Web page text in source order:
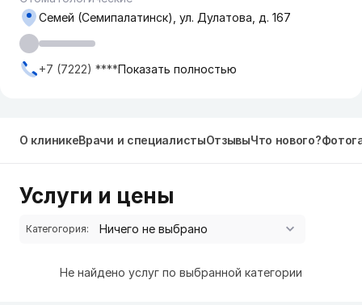
Семей (Семипалатинск), ул. Дулатова, д. 167
+7 (7222) ****Показать полностью
О клиникеВрачи и специалистыОтзывыЧто нового?
Услуги и цены
Категогория:
Не найдено услуг по выбранной категории